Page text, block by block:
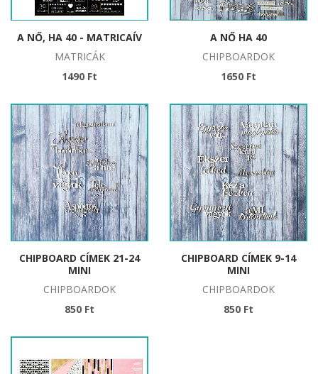
A NŐ, HA 40 - MATRICAÍV
MATRICÁK
1490 Ft
A NŐ HA 40
CHIPBOARDOK
1650 Ft
CHIPBOARD CÍMEK 21-24
MINI
CHIPBOARDOK
850 Ft
CHIPBOARD CÍMEK 9-14
MINI
CHIPBOARDOK
850 Ft